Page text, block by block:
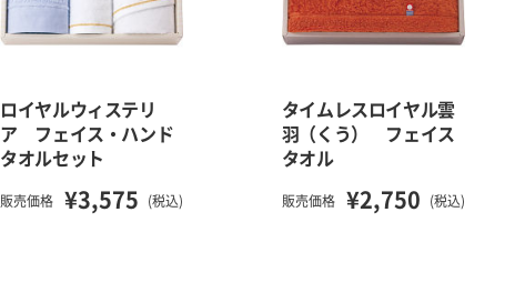
ロイヤルウィステリ
ア フェイス・ハンド
タオルセット
販売価格 ¥3,575 (税込)
タイムレスロイヤル雲
羽（くう） フェイス
タオル
販売価格 ¥2,750 (税込)